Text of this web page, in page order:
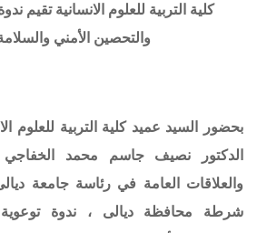
كلية التربية للعلوم الانسانية تقيم
والتحصين الأمني
بحضور السيد عميد كلية التربية للعلوم
الدكتور نصيف جاسم محمد الخفاجي
والعلاقات العامة في رئاسة جامعة
شرطة محافظة ديالى ، ندوة توعوية